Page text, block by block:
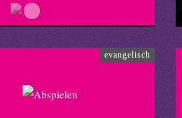
evangelisch